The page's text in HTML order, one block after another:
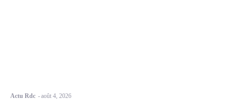
Actu Rdc -août 4, 2026